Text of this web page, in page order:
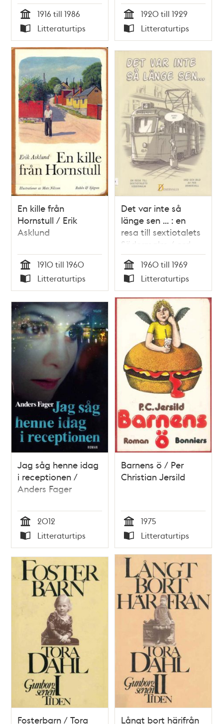
Tid
1916 till 1986
Typ
Litteraturtips Tid
1920 till 1929
Typ
Litteraturtips
En kille från
Hornstull / Erik
Asklund
Tid
1910 till 1960
Typ
Litteraturtips
Det var inte så
länge sen ... : en
resa till sextiotalets
Södermalm / ord
och bild av Per
Demervall
Tid
1960 till 1969
Typ
Litteraturtips
Jag såg henne idag
i receptionen /
Anders Fager
Tid
2012
Typ
Litteraturtips
Barnens ö / Per
Christian Jersild
Tid
1975
Typ
Litteraturtips
Fosterbarn / Tora Långt bort härifrån